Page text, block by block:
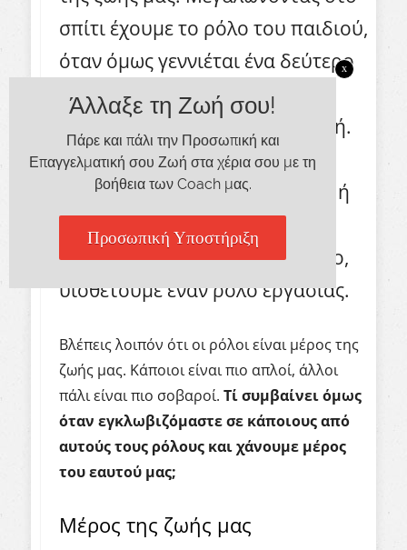
σπίτι έχουμε το ρόλο του παιδιού,
όταν όμως γεννιέται ένα δεύτερο
παιδί, ο ρόλος μας αλλάζει και
γινόμαστε ο μεγάλος αδελφός/ή.
Αργότερα αναλαμβάνουμε το
ρόλο του μαθητή, του φοιτητή ή
του σπουδαστή και έπειτα,
μπαίνοντας στον εργασιακό βίο,
υιοθετούμε έναν ρόλο εργασίας.
Βλέπεις λοιπόν ότι οι ρόλοι είναι μέρος της
ζωής μας. Κάποιοι είναι πιο απλοί, άλλοι
πάλι είναι πιο σοβαροί. Τί συμβαίνει όμως
όταν εγκλωβιζόμαστε σε κάποιους από
αυτούς τους ρόλους και χάνουμε μέρος
του εαυτού μας;
Μέρος της ζωής μας
Άλλαξε τη Ζωή σου!
Πάρε και πάλι την Προσωπική και
Επαγγελματική σου Ζωή στα χέρια σου με τη
βοήθεια των Coach μας.
Προσωπική Υποστήριξη
x